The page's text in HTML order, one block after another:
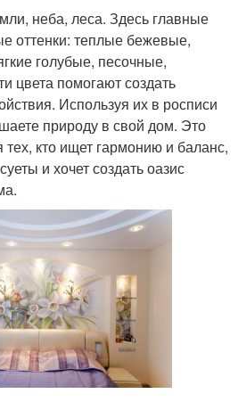
неба, леса. Здесь главные
оттенки: теплые бежевые,
голубые, песочные,
цвета помогают создать
Используя их в росписи
природу в свой дом. Это
кто ищет гармонию и баланс,
и хочет создать оазис